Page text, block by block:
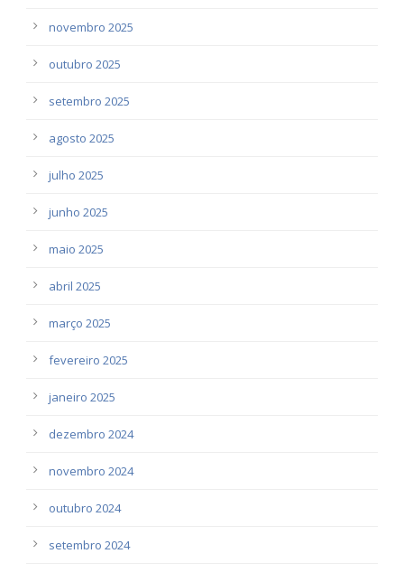
novembro 2025
outubro 2025
setembro 2025
agosto 2025
julho 2025
junho 2025
maio 2025
abril 2025
março 2025
fevereiro 2025
janeiro 2025
dezembro 2024
novembro 2024
outubro 2024
setembro 2024